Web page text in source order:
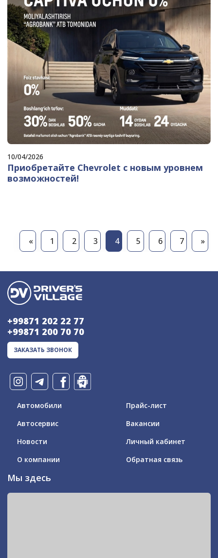
10/04/2026
Приобретайте Chevrolet с новым уровнем
возможностей!
« 1 2 3 4 5 6 7 »
+99871 202 22 77
+99871 200 70 70
ЗАКАЗАТЬ ЗВОНОК
Автомобили
Автосервис
Новости
О компании
Прайс-лист
Вакансии
Личный кабинет
Обратная связь
Мы здесь